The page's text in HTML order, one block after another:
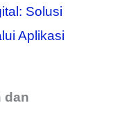
Solusi
Aplikasi
dan